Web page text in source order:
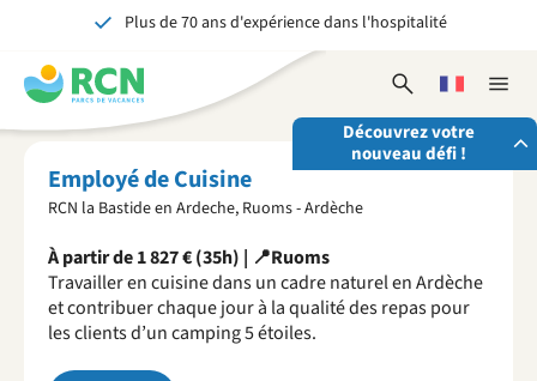
contenu
de
l'en-
contenu
principal
contenu
du
pied
page
Plus de 70 ans d'expérience dans l'hospitalité
Inoubliable pour petits et grands
la
Ouvrir
le
formulaire
de
recherche
Choisissez
une
langue
Découvrez votre
nouveau défi !
Nous sommes toujours à la recherche de personnes
motivées et enthousiastes pour renforcer nos équipes!
Postulez maintenant
Employé de Cuisine
RCN la Bastide en Ardeche, Ruoms - Ardèche
À partir de 1 827 € (35h) | 📍Ruoms
Travailler en cuisine dans un cadre naturel en Ardèche
et contribuer chaque jour à la qualité des repas pour
les clients d’un camping 5 étoiles.